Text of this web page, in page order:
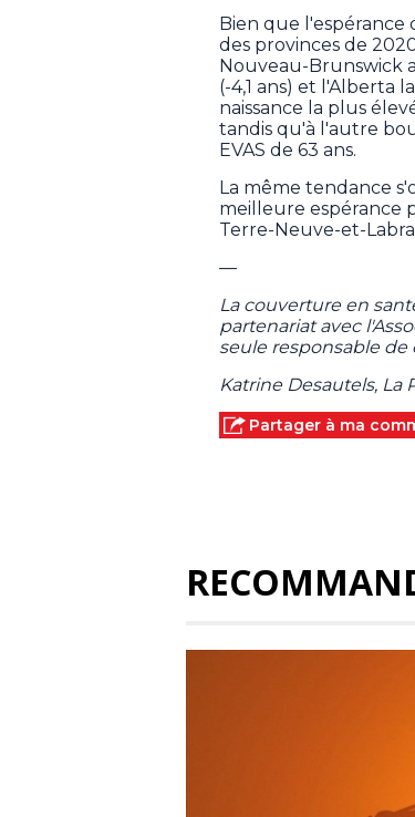
Bien que l'espérance
des provinces de
Nouveau-Brunswick
(-4,1 ans) et l'Alberta
naissance la plus
tandis qu'à l'autre
EVAS de 63 ans.
La même tendance
meilleure espérance
Terre-Neuve-et-
—
La couverture en
partenariat avec
seule responsable
Katrine Desautels, La
Partager à ma